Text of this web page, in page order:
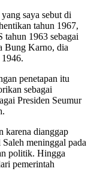
saya sebut di
tahun 1967,
tahun 1963 sebagai
Bung Karno, dia
penetapan itu
sebagai
Presiden Seumur
karena dianggap
meninggal pada
politik. Hingga
pemerintah